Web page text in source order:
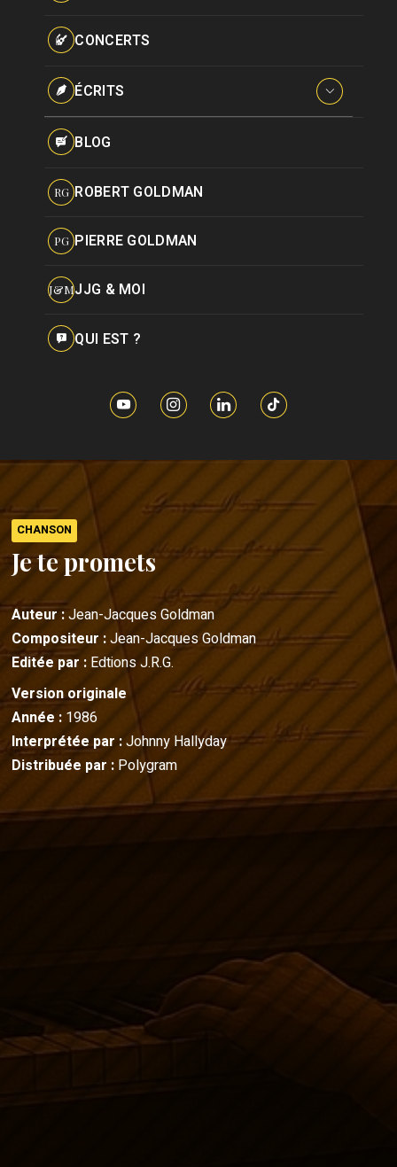
Pseudonymes
CONCERTS
ÉCRITS
Interviews
BLOG
RG ROBERT GOLDMAN
PG PIERRE GOLDMAN
J&MJJG & MOI
QUI EST ?
CHANSON
Je te promets
Auteur :Jean-Jacques Goldman
Compositeur :Jean-Jacques Goldman
Editée par :Edtions J.R.G.
Version originale
Année :1986
Interprétée par :Johnny Hallyday
Distribuée par :Polygram